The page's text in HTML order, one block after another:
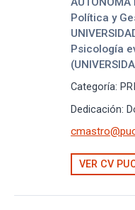
Política y
Psicología
Categoría:
Dedicación:
VER CV